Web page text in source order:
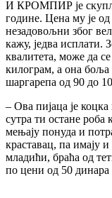
И КРОМПИР је
године. Цена му је
незадовољни због
кажу, једва исплати.
квалитета, може да
килограм, а она боља
шаргарепа од 90 до
– Ова пијаца је
сутра ти остане
мењају понуда и
краставац, па имају
младићи, браћа од
по цени од 50 динара